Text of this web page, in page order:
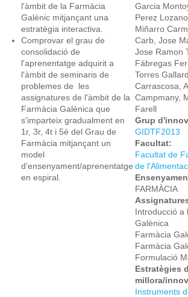
l'àmbit de la Farmàcia
Galènic mitjançant una
estratègia interactiva.
Comprovar el grau de
consolidació de
l'aprenentatge adquirit a
l'àmbit de seminaris de
problemes de les
assignatures de l'àmbit de la
Farmàcia Galènica que
s'imparteix gradualment en
1r, 3r, 4t i 5è del Grau de
Farmàcia mitjançant un
model
d'ensenyament/aprenentatge
en espiral.
Garcia
Perez
Miñarro
Carb, Jose
Jose Ramon
Fábregas
Torres
Carrascosa,
Campmany,
Farell
Grup
GIDTF2013
Facultat:
Facultat de
de
FARMÀCIA
Introducció a
Galènica
Farmàcia
Farmàcia
Formulació
Estratègies
millora/
Instruments